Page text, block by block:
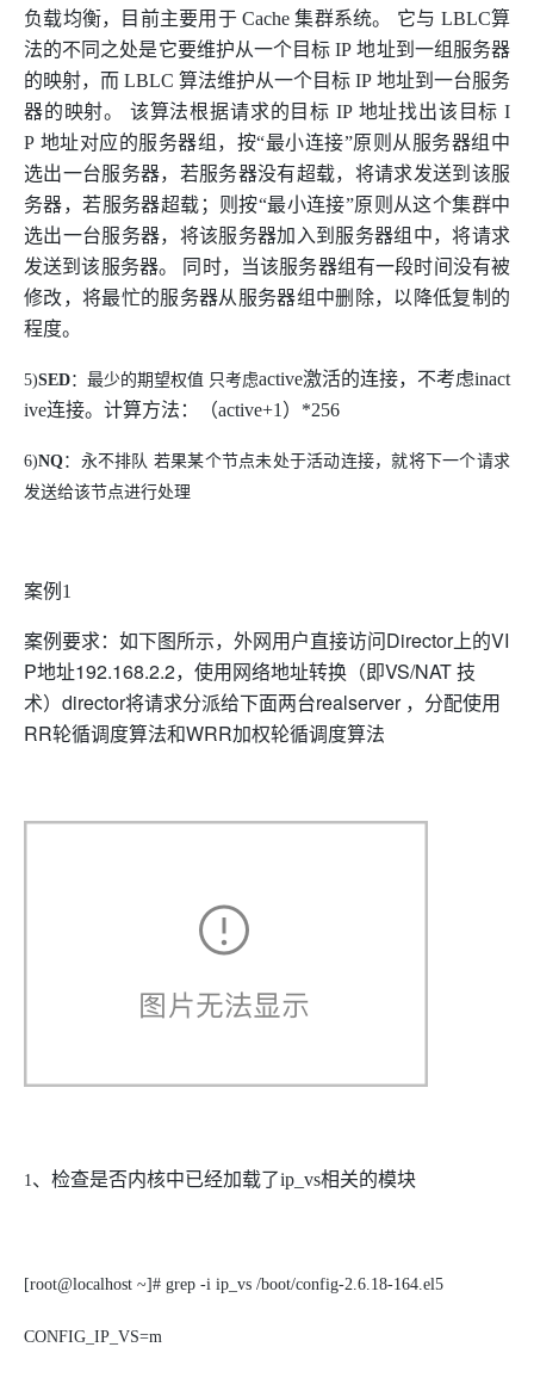
负载均衡，目前主要用于Cache集群系统。 它与 LBLC算
法的不同之处是它要维护从一个目标IP地址到一组服务器
的映射，而 LBLC 算法维护从一个目标 IP 地址到一台服务
器的映射。 该算法根据请求的目标 IP 地址找出该目标I
P 地址对应的服务器组，按“最小连接”原则从服务器组中
选出一台服务器，若服务器没有超载，将请求发送到该服
务器，若服务器超载；则按“最小连接”原则从这个集群中
选出一台服务器，将该服务器加入到服务器组中，将请求
发送到该服务器。 同时，当该服务器组有一段时间没有被
修改，将最忙的服务器从服务器组中删除，以降低复制的
程度。
5)SED：最少的期望权值 只考虑active激活的连接，不考虑inact
ive连接。计算方法：（active+1 ） *256
6)NQ：永不排队 若果某个节点未处于活动连接，就将下一个请求
发送给该节点进行处理
案例 1
案例要求：如下图所示，外网用户直接访问Director上的VI
P地址192.168.2.2，使用网络地址转换（即VS/NAT 技
术）director将请求分派给下面两台realserver ，分配使用
RR轮循调度算法和WRR加权轮循调度算法
1 、检查是否内核中已经加载了ip_vs相关的模块
[root@localhost ~]# grep -i ip_vs /boot/config-2.6.18-164.el5
CONFIG_IP_VS=m